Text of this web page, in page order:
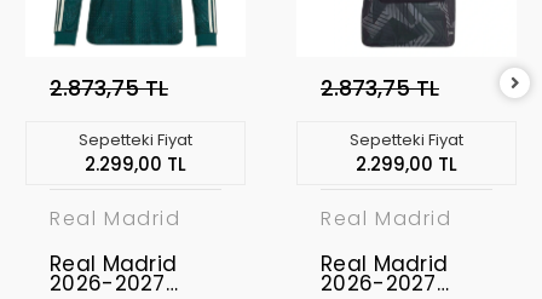
2.873,75 TL
Sepetteki Fiyat
2.299,00 TL
Real Madrid
Real Madrid
2026-2027
2.873,75 TL
Sepetteki Fiyat
2.299,00 TL
Real Madrid
Real Madrid
2026-2027